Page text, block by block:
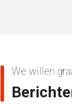
We willen